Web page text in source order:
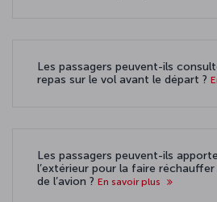
Les passagers peuvent-ils
repas sur le vol avant le départ ?
Les passagers peuvent-ils
l’extérieur pour la faire
de l’avion ? En savoir plus